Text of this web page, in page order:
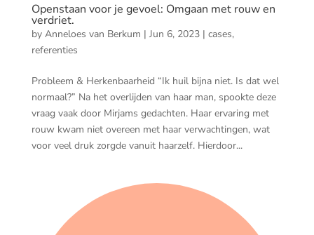
Openstaan voor je gevoel: Omgaan met rouw en
verdriet.
by Anneloes van Berkum | Jun 6, 2023| cases,
referenties
Probleem & Herkenbaarheid “Ik huil bijna niet. Is dat wel
normaal?” Na het overlijden van haar man, spookte deze
vraag vaak door Mirjams gedachten. Haar ervaring met
rouw kwam niet overeen met haar verwachtingen, wat
voor veel druk zorgde vanuit haarzelf. Hierdoor...